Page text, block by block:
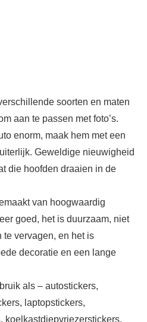
soorten en maten
aan te passen met foto’s.
enorm, maak hem met een
Geweldige nieuwigheid
die hoofden draaien in de
van hoogwaardig
goed, het is duurzaam, niet
vervagen, en het is
decoratie en een lange
als – autostickers,
laptopstickers,
koelkastdiepvriezerstickers,